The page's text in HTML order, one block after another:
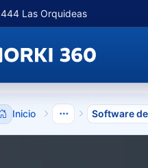
444 Las Orquideas
Inicio Mostrar niveles
Software